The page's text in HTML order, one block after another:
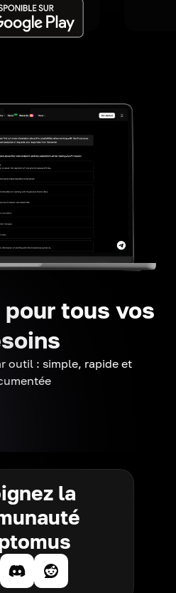
tous vos
outil : simple, rapide et
la